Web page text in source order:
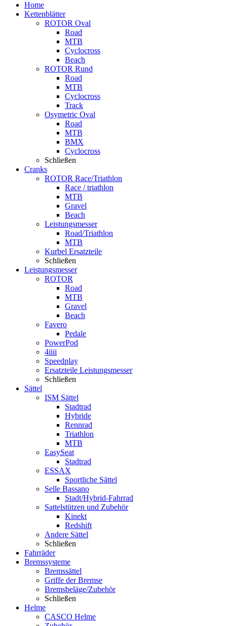
Home
Kettenblätter
ROTOR Oval
Road
MTB
Cyclocross
Beach
ROTOR Rund
Road
MTB
Cyclocross
Track
Osymetric Oval
Road
MTB
BMX
Cyclocross
Schließen
Cranks
ROTOR Race/Triathlon
Race / triathlon
MTB
Gravel
Beach
Leistungsmesser
Road/Triathlon
MTB
Kurbel Ersatzteile
Schließen
Leistungsmesser
ROTOR
Road
MTB
Gravel
Beach
Favero
Pedale
PowerPod
4iiii
Speedplay
Ersatzteile Leistungsmesser
Schließen
Sättel
ISM Sättel
Stadtrad
Hybride
Rennrad
Triathlon
MTB
EasySeat
Stadtrad
ESSAX
Sportliche Sättel
Selle Bassano
Stadt/Hybrid-Fahrrad
Sattelstützen und Zubehör
Kinekt
Redshift
Andere Sättel
Schließen
Fahrräder
Bremssysteme
Bremssättel
Griffe der Bremse
Bremsbeläge/Zubehör
Schließen
Helme
CASCO Helme